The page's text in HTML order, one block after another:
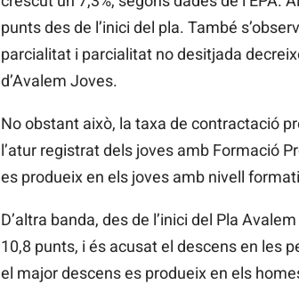
punts des de l’inici del pla. També
parcialitat i parcialitat no desitjada
d’Avalem Joves.
No obstant això, la taxa de contractació
l’atur registrat dels joves amb Formació
es produeix en els joves amb nivell
D’altra banda, des de l’inici del Pla
10,8 punts, i és acusat el descens en les
el major descens es produeix en els